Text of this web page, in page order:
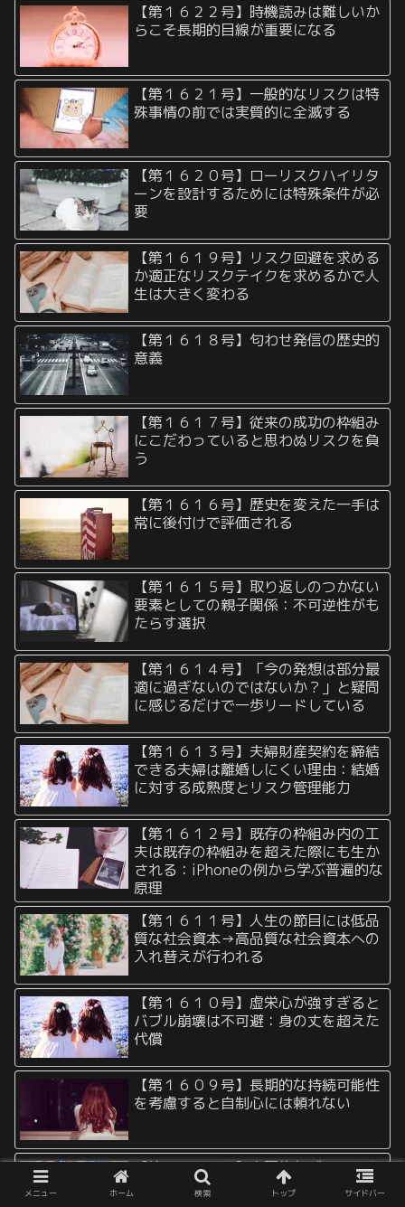
【第１６２２号】時機読みは難しいか
らこそ長期的目線が重要になる
【第１６２１号】一般的なリスクは特
殊事情の前では実質的に全滅する
【第１６２０号】ローリスクハイリタ
ーンを設計するためには特殊条件が必
要
【第１６１９号】リスク回避を求める
か適正なリスクテイクを求めるかで人
生は大きく変わる
【第１６１８号】匂わせ発信の歴史的
意義
【第１６１７号】従来の成功の枠組み
にこだわっていると思わぬリスクを負
う
【第１６１６号】歴史を変えた一手は
常に後付けで評価される
【第１６１５号】取り返しのつかない
要素としての親子関係：不可逆性がも
たらす選択
【第１６１４号】「今の発想は部分最
適に過ぎないのではないか？」と疑問
に感じるだけで一歩リードしている
【第１６１３号】夫婦財産契約を締結
できる夫婦は離婚しにくい理由：結婚
に対する成熟度とリスク管理能力
【第１６１２号】既存の枠組み内の工
夫は既存の枠組みを超えた際にも生か
される：iPhoneの例から学ぶ普遍的な
原理
【第１６１１号】人生の節目には低品
質な社会資本→高品質な社会資本への
入れ替えが行われる
【第１６１０号】虚栄心が強すぎると
バブル崩壊は不可避：身の丈を超えた
代償
【第１６０９号】長期的な持続可能性
を考慮すると自制心には頼れない
【第１６０８号】表面的なブランドや
権威に惑わされずにとにかくROIを重
視すれば資産形成は容易
メニュー ホーム 検索 トップ サイドバー